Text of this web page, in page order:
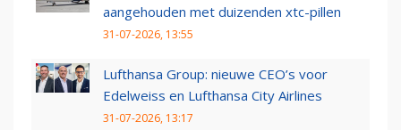
aangehouden met duizenden xtc-pillen
31-07-2026, 13:55
Lufthansa Group: nieuwe CEO’s voor
Edelweiss en Lufthansa City Airlines
31-07-2026, 13:17